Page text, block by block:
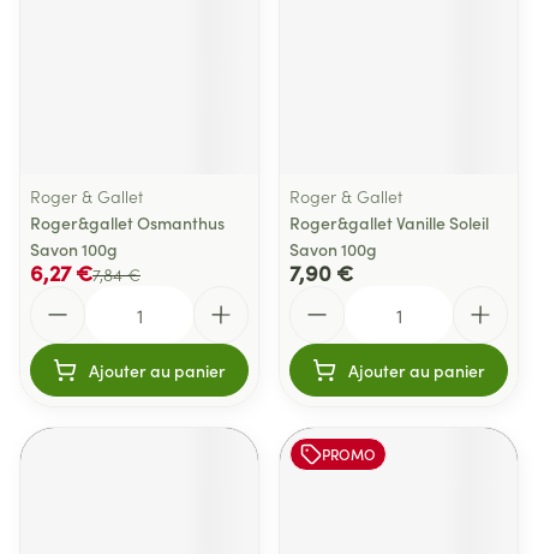
Roger & Gallet
Roger&gallet Osmanthus
Savon 100g
7,84 €
6,27 €
Ajouter au panier
Roger & Gallet
Roger&gallet Vanille Soleil
Savon 100g
7,90 €
Ajouter au panier
PROMO